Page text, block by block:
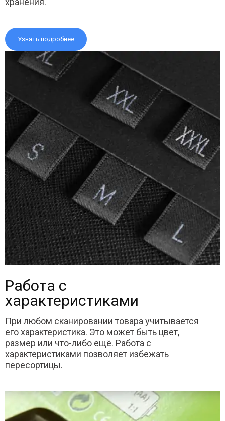
Узнать подробнее
Работа с
характеристиками
При любом сканировании товара учитывается
его характеристика. Это может быть цвет,
размер или что-либо ещё. Работа с
характеристиками позволяет избежать
пересортицы.